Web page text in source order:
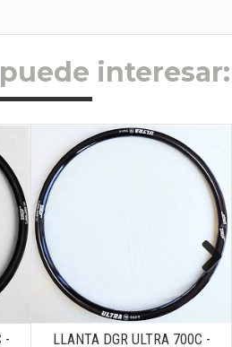
interesar:
-
LLANTA DGR ULTRA 700C -
Next